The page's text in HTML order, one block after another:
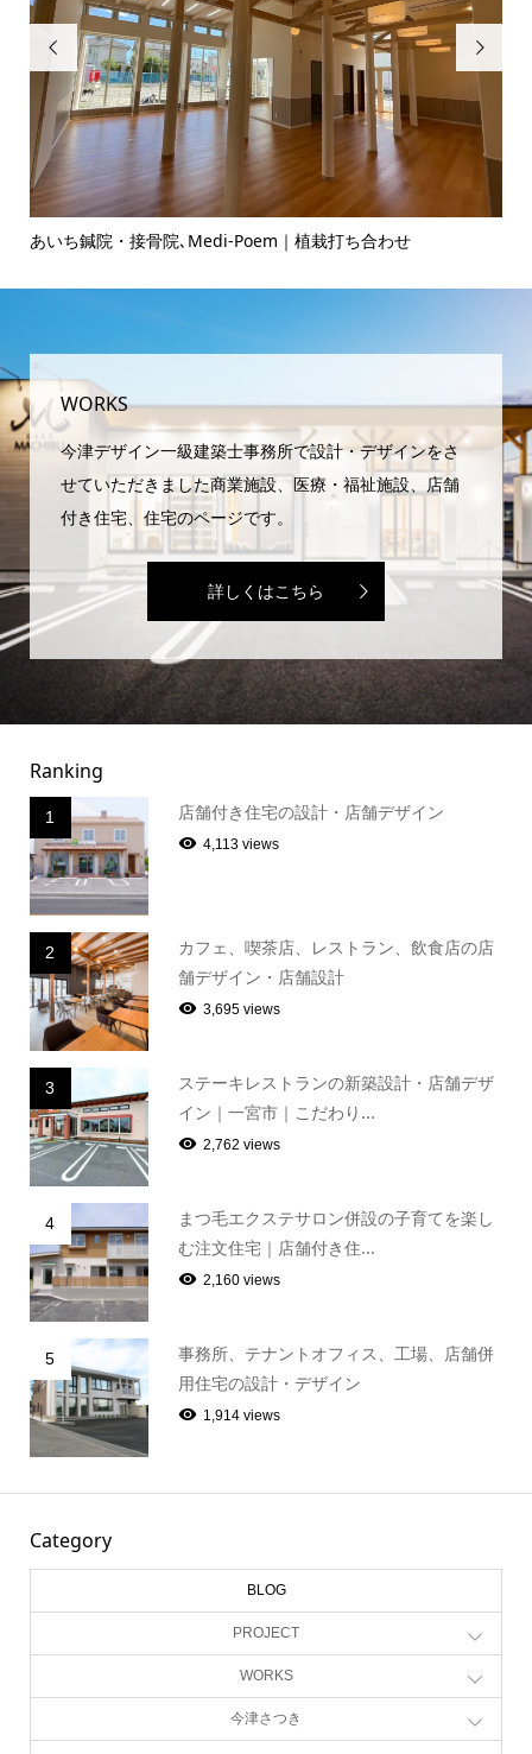

あいち鍼院・接骨院､Medi-Poem｜植栽打ち合わせ

WORKS
今津デザイン一級建築士事務所で設計・デザインをさ
せていただきました商業施設、医療・福祉施設、店舗
付き住宅、住宅のページです。
詳しくはこちら
Ranking
1 店舗付き住宅の設計・店舗デザイン
4,113 views
2
カフェ、喫茶店、レストラン、飲食店の店
舗デザイン・店舗設計
3,695 views
3
ステーキレストランの新築設計・店舗デザ
イン｜一宮市｜こだわり...
2,762 views
4
まつ毛エクステサロン併設の子育てを楽し
む注文住宅｜店舗付き住...
2,160 views
5
事務所、テナントオフィス、工場、店舗併
用住宅の設計・デザイン
1,914 views
Category
BLOG
PROJECT
WORKS
今津さつき